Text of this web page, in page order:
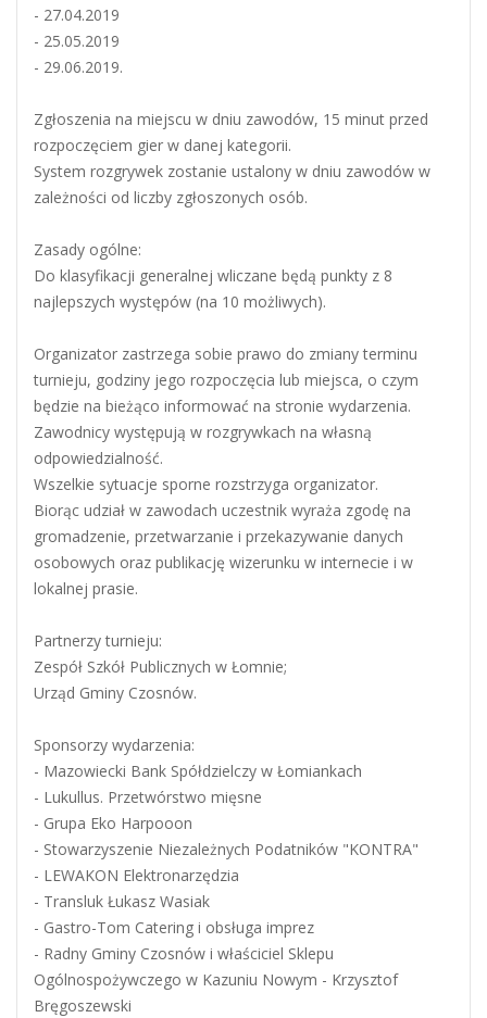
- 27.04.2019
- 25.05.2019
- 29.06.2019.
Zgłoszenia na miejscu w dniu zawodów, 15 minut przed
rozpoczęciem gier w danej kategorii.
System rozgrywek zostanie ustalony w dniu zawodów w
zależności od liczby zgłoszonych osób.
Zasady ogólne:
Do klasyfikacji generalnej wliczane będą punkty z 8
najlepszych występów (na 10 możliwych).
Organizator zastrzega sobie prawo do zmiany terminu
turnieju, godziny jego rozpoczęcia lub miejsca, o czym
będzie na bieżąco informować na stronie wydarzenia.
Zawodnicy występują w rozgrywkach na własną
odpowiedzialność.
Wszelkie sytuacje sporne rozstrzyga organizator.
Biorąc udział w zawodach uczestnik wyraża zgodę na
gromadzenie, przetwarzanie i przekazywanie danych
osobowych oraz publikację wizerunku w internecie i w
lokalnej prasie.
Partnerzy turnieju:
Zespół Szkół Publicznych w Łomnie;
Urząd Gminy Czosnów.
Sponsorzy wydarzenia:
- Mazowiecki Bank Spółdzielczy w Łomiankach
- Lukullus. Przetwórstwo mięsne
- Grupa Eko Harpooon
- Stowarzyszenie Niezależnych Podatników "KONTRA"
- LEWAKON Elektronarzędzia
- Transluk Łukasz Wasiak
- Gastro-Tom Catering i obsługa imprez
- Radny Gminy Czosnów i właściciel Sklepu
Ogólnospożywczego w Kazuniu Nowym - Krzysztof
Bręgoszewski